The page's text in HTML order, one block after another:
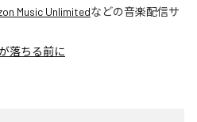
Music Unlimitedなどの音楽配信サ
落ちる前に